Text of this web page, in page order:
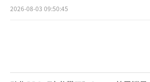
2026-08-03 09:50:45